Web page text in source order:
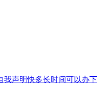
我声明快多长时间可以办下